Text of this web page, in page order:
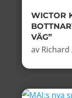
WICTOR
VÄG”
av Richard